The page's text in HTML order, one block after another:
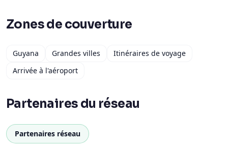
Zones de couverture
Guyana Grandes villes
Itinéraires de voyage
Arrivée à l'aéroport
Partenaires du réseau
Partenaires réseau